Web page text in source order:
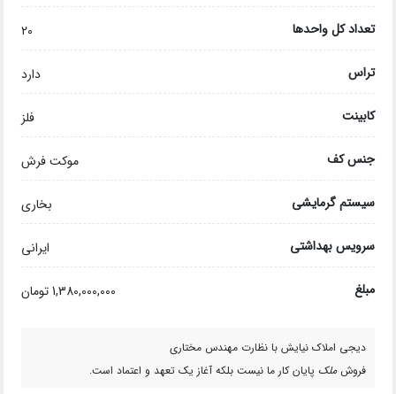
تعداد کل واحدها ۲۰
تراس دارد
کابینت فلز
جنس کف موکت فرش
سیستم گرمایشی بخاری
سرویس بهداشتی ایرانی
مبلغ 1,380,000,000 تومان
دیجی املاک نیایش با نظارت مهندس مختاری
فروشملک پایان کار ما نیست بلکه آغاز یک تعهد و اعتماد است.